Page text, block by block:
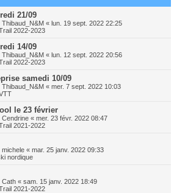
h
21/09
Thibaud_N&M « lun. 19 sept. 2022 22:25
2022-2023
14/09
Thibaud_N&M « lun. 12 sept. 2022 20:56
2022-2023
samedi 10/09
Thibaud_N&M « mer. 7 sept. 2022 10:03
le 23 février
Cendrine « mer. 23 févr. 2022 08:47
2021-2022
michele « mar. 25 janv. 2022 09:33
nordique
Cath « sam. 15 janv. 2022 18:49
2021-2022